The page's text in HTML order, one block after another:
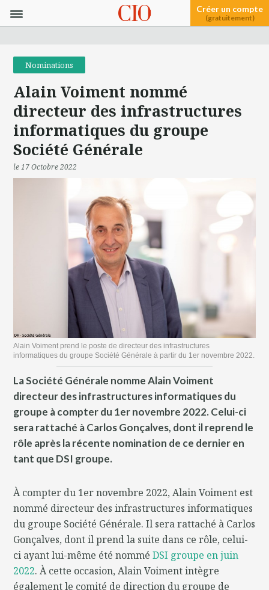
Créer un compte
(gratuitement)
Nominations
Alain Voiment nommé
directeur des infrastructures
informatiques du groupe
Société Générale
le 17 Octobre 2022
Alain Voiment prend le poste de directeur des infrastructures
informatiques du groupe Société Générale à partir du 1er novembre 2022.
La Société Générale nomme Alain Voiment
directeur des infrastructures informatiques du
groupe à compter du 1er novembre 2022. Celui-ci
sera rattaché à Carlos Gonçalves, dont il reprend le
rôle après la récente nomination de ce dernier en
tant que DSI groupe.
À compter du 1er novembre 2022, Alain Voiment est
nommé directeur des infrastructures informatiques
du groupe Société Générale. Il sera rattaché à Carlos
Gonçalves, dont il prend la suite dans ce rôle, celui-
ci ayant lui-même été nomméDSI groupe en juin
2022. À cette occasion, Alain Voiment intègre
également le comité de direction du groupe de